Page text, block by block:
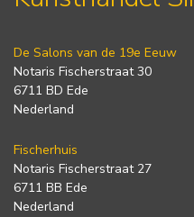
De Salons van de 19e Eeuw
Notaris Fischerstraat 30
6711 BD Ede
Nederland
Fischerhuis
Notaris Fischerstraat 27
6711 BB Ede
Nederland